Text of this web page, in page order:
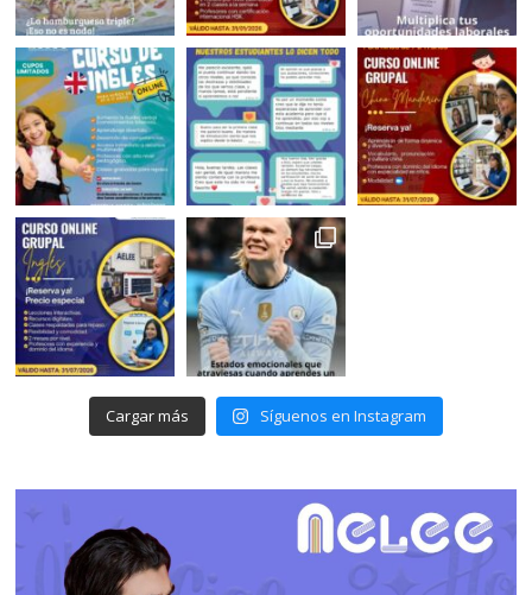
Cargar más Síguenos en Instagram